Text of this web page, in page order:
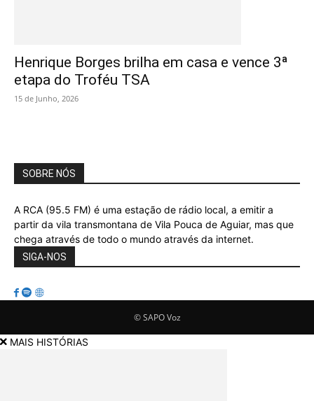
Henrique Borges brilha em casa e vence 3ª
etapa do Troféu TSA
15 de Junho, 2026
SOBRE NÓS
A RCA (95.5 FM) é uma estação de rádio local, a emitir a
partir da vila transmontana de Vila Pouca de Aguiar, mas que
chega através de todo o mundo através da internet.
SIGA-NOS
© SAPO Voz
MAIS HISTÓRIAS